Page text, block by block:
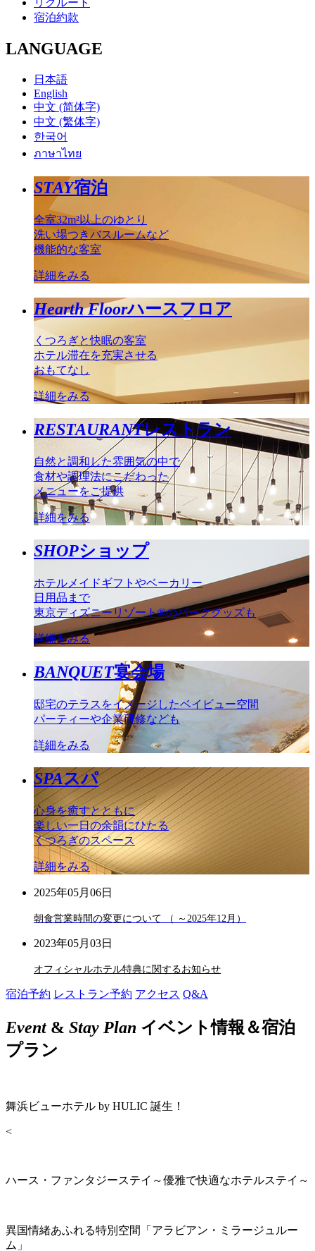
リクルート
宿泊約款
LANGUAGE
日本語
English
中文 (简体字)
中文 (繁体字)
한국어
ภาษาไทย
STAY宿泊
全室32m²以上のゆとり
洗い場つきバスルームなど
機能的な客室
詳細をみる
Hearth Floorハースフロア
くつろぎと快眠の客室
ホテル滞在を充実させる
おもてなし
詳細をみる
RESTAURANTレストラン
自然と調和した雰囲気の中で
食材や調理法にこだわった
メニューをご提供
詳細をみる
SHOPショップ
ホテルメイドギフトやベーカリー
日用品まで
東京ディズニーリゾート®のパークグッズも
詳細をみる
BANQUET宴会場
邸宅のテラスをイメージしたベイビュー空間
パーティーや企業研修なども
詳細をみる
SPAスパ
心身を癒すとともに
楽しい一日の余韻にひたる
くつろぎのスペース
詳細をみる
2025年05月06日
朝食営業時間の変更について （ ～2025年12月）
2023年05月03日
オフィシャルホテル特典に関するお知らせ
宿泊予約 レストラン予約 アクセス Q&A
Event& Stay Plan イベント情報＆宿泊
プラン
舞浜ビューホテル by HULIC 誕生！
<
ハース・ファンタジーステイ～優雅で快適なホテルステイ～
異国情緒あふれる特別空間「アラビアン・ミラージュルー
ム」